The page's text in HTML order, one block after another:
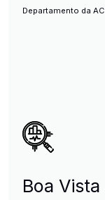
Departamento da
Boa Vista